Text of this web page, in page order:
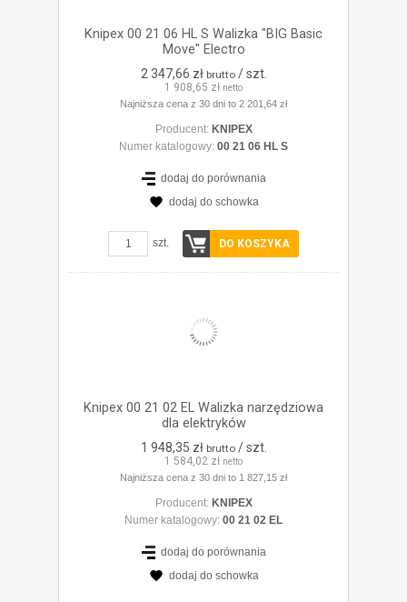
Knipex 00 21 06 HL S Walizka "BIG Basic
Move" Electro
2 347,66 zł brutto / szt.
1 908,65 zł netto
Najniższa cena z 30 dni to 2 201,64 zł
Producent: KNIPEX
Numer katalogowy: 00 21 06 HL S
dodaj do porównania
dodaj do schowka
szt. DO KOSZYKA
Knipex 00 21 02 EL Walizka narzędziowa
dla elektryków
1 948,35 zł brutto / szt.
1 584,02 zł netto
Najniższa cena z 30 dni to 1 827,15 zł
Producent: KNIPEX
Numer katalogowy: 00 21 02 EL
dodaj do porównania
dodaj do schowka